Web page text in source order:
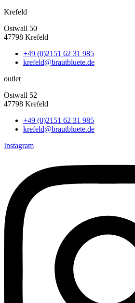
Krefeld
Ostwall 50
47798 Krefeld
+49 (0)2151 62 31 985
krefeld@brautbluete.de
outlet
Ostwall 52
47798 Krefeld
+49 (0)2151 62 31 985
krefeld@brautbluete.de
Instagram